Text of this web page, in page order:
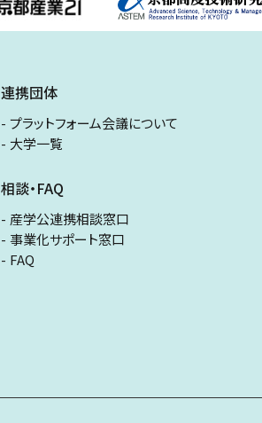
連携団体
プラットフォーム会議について
大学一覧
相談・FAQ
産学公連携相談窓口
事業化サポート窓口
FAQ